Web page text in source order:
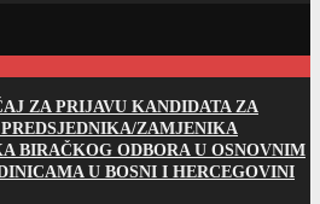
ZA PRIJAVU KANDIDATA ZA
ZAMJENIKA
BIRAČKOG ODBORA U OSNOVNIM
U BOSNI I HERCEGOVINI